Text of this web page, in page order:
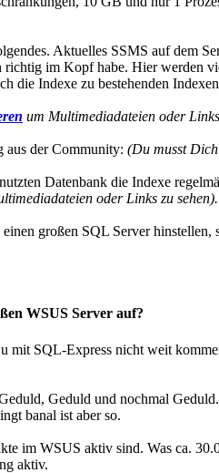
Aktuelles SSMS auf dem
richtig im Kopf habe. Hier werden
die Indexe zu bestehenden
um Multimediadateien oder
aus der Community: (Du musst Dich
Datenbank die Indexe
oder Links zu sehen).
großen SQL Server
WSUS Server auf?
mit SQL-Express nicht weit
Geduld und nochmal
banal ist aber so.
im WSUS aktiv sind. Was ca.
aktiv.